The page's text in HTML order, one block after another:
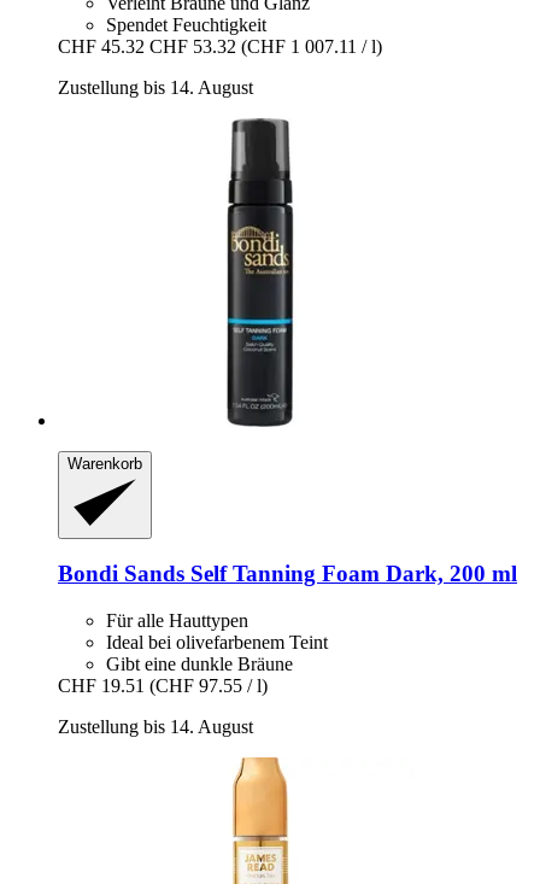
Spendet Feuchtigkeit
CHF 45.32 CHF 53.32 (CHF 1 007.11 / l)
Zustellung bis 14. August
Warenkorb
Bondi Sands Self Tanning Foam Dark, 200 ml
Für alle Hauttypen
Ideal bei olivefarbenem Teint
Gibt eine dunkle Bräune
CHF 19.51 (CHF 97.55 / l)
Zustellung bis 14. August